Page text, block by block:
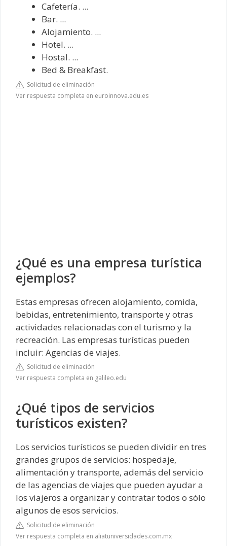
Cafetería. ...
Bar. ...
Alojamiento. ...
Hotel. ...
Hostal. ...
Bed & Breakfast.
Solicitud de eliminación
Ver respuesta completa en euroinnova.edu.es
¿Qué es una empresa turística
ejemplos?
Estas empresas ofrecen alojamiento, comida,
bebidas, entretenimiento, transporte y otras
actividades relacionadas con el turismo y la
recreación. Las empresas turísticas pueden
incluir: Agencias de viajes.
Solicitud de eliminación
Ver respuesta completa en galileo.edu
¿Qué tipos de servicios
turísticos existen?
Los servicios turísticos se pueden dividir en tres
grandes grupos de servicios: hospedaje,
alimentación y transporte, además del servicio
de las agencias de viajes que pueden ayudar a
los viajeros a organizar y contratar todos o sólo
algunos de esos servicios.
Solicitud de eliminación
Ver respuesta completa en aliatuniversidades.com.mx